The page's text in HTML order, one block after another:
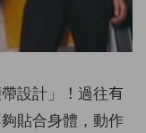
設計」！過往有
貼合身體，動作